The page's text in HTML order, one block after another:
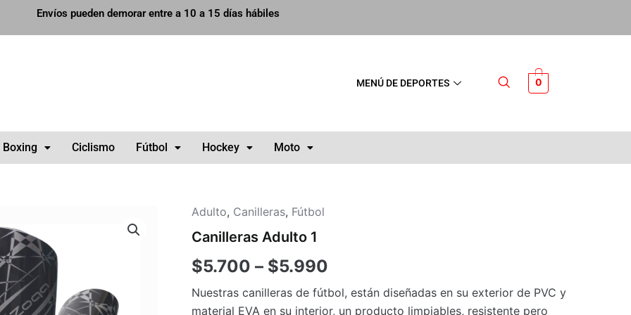
Envíos pueden demorar entre a 10 a 15 días hábiles
MENÚ DE DEPORTES 0
Boxing Ciclismo Fútbol Hockey Moto
Adulto, Canilleras, Fútbol
Canilleras Adulto 1
$5.700 – $5.990
Nuestras canilleras de fútbol, están diseñadas en su exterior de PVC y
material EVA en su interior, un producto limpiables, resistente pero
Canilleras
1